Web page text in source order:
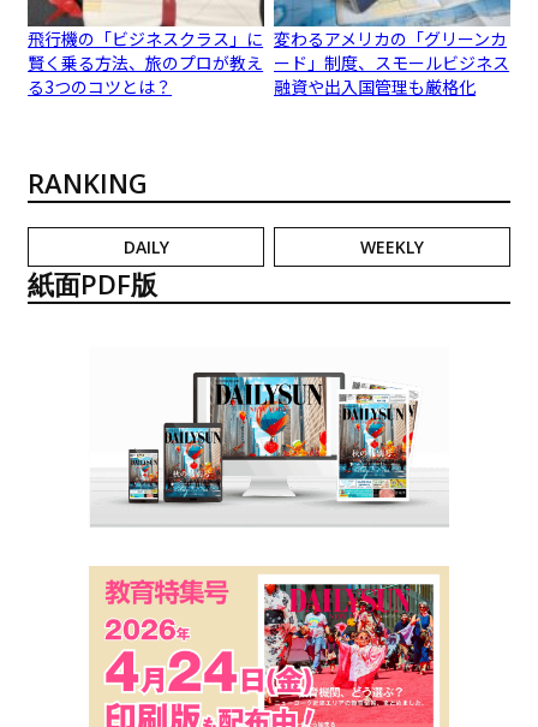
飛行機の「ビジネスクラス」に
賢く乗る方法、旅のプロが教え
る3つのコツとは？
変わるアメリカの「グリーンカ
ード」制度、スモールビジネス
融資や出入国管理も厳格化
RANKING
DAILY WEEKLY
紙面PDF版